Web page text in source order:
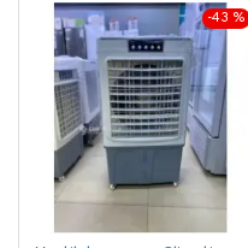
-43 %